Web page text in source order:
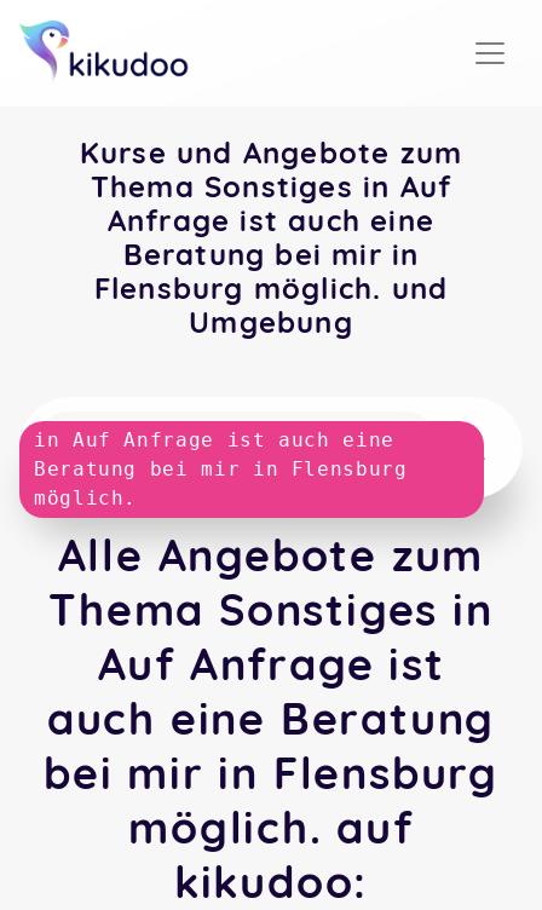
Kurse und Angebote zum
Thema Sonstiges in Auf
Anfrage ist auch eine
Beratung bei mir in
Flensburg möglich. und
Umgebung
in Auf Anfrage ist auch eine
Beratung bei mir in Flensburg
möglich.
Alle Angebote zum
Thema Sonstiges in
Auf Anfrage ist
auch eine Beratung
bei mir in Flensburg
möglich. auf
kikudoo: